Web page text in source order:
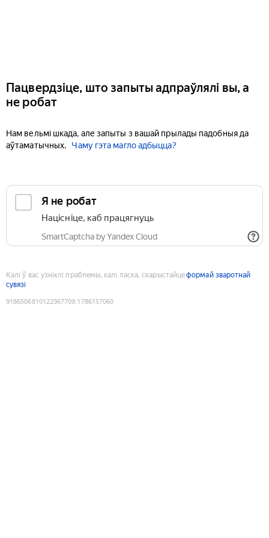
Пацвердзіце, што запыты адпраўлялі вы, а
не робат
Нам вельмі шкада, але запыты з вашай прылады падобныя да
аўтаматычных.
Чаму гэта магло адбыцца?
Я не робат
Націсніце, каб працягнуць
SmartCaptcha by Yandex Cloud
Калі ў вас узніклі праблемы, калі ласка, скарыстайцеформай зваротнай
сувязі
9186506810122367709:1786157060